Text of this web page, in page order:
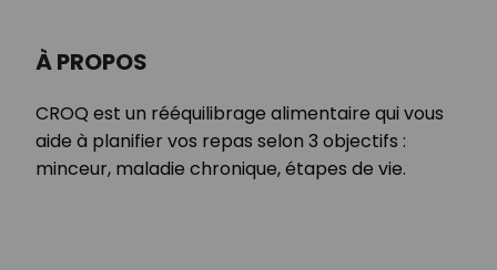
À PROPOS
CROQ est un rééquilibrage alimentaire qui vous
aide à planifier vos repas selon 3 objectifs :
minceur, maladie chronique, étapes de vie.